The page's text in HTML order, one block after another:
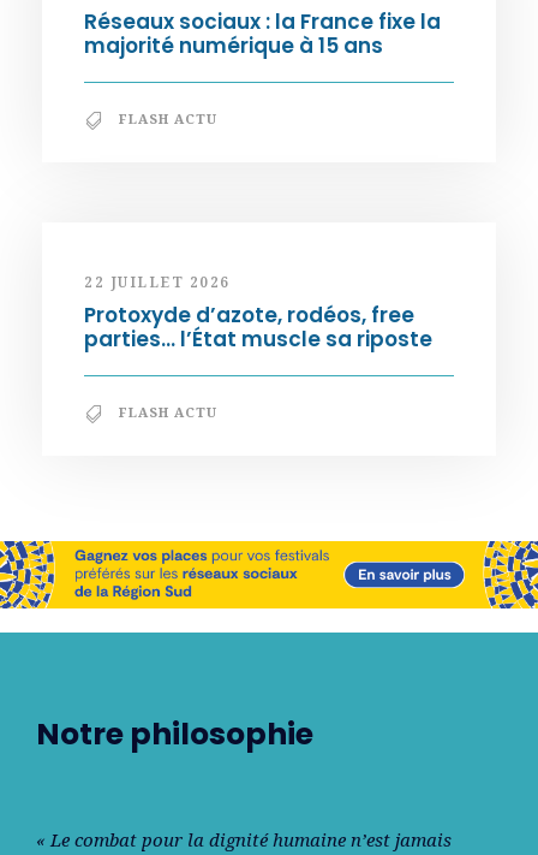
Réseaux sociaux : la France fixe la
majorité numérique à 15 ans
FLASH ACTU
22 JUILLET 2026
Protoxyde d’azote, rodéos, free
parties… l’État muscle sa riposte
FLASH ACTU
Notre philosophie
« Le combat pour la dignité humaine n’est jamais